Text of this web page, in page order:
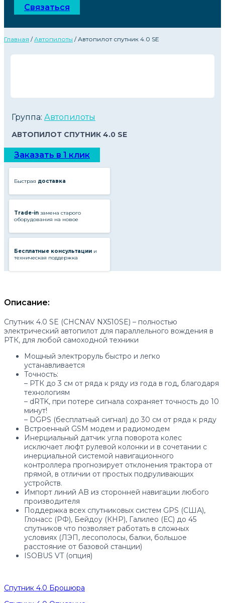
Связаться
Главная /Автопилоты / Автопилот спутник 4.0 SE
Группа: Автопилоты
АВТОПИЛОТ СПУТНИК 4.0 SE
Заказать в 1 клик
Быстрая доставка
Trade-in замена старого
оборудования на новое
Бесплатные консультации и
техническая поддержка
Описание:
Спутник 4.0 SE (CHCNAV NX510SE) – полностью
электрический автопилот для параллельного вождения в
РТК, для любой самоходной техники
Мощный электроруль быстро и легко
устанавливается
Точность:
– РТК до 3 см от ряда к ряду из года в год, блaгодаря
технологиям
– dRTK, при потере сигнала сохраняет точность до 10
минут!
– DGPS (бесплатный сигнал) до 30 см от ряда к ряду
Встроенный GSM модем и радиомодем
Инерциальный датчик угла поворота колес
исключает люфт рулевой колонки и в сочетании с
инерциальной системой навигационного
контроллера прогнозирует отклонения трактора от
прямой, в отличии от простых подруливающих
устройств.
Импорт линий AB из сторонней навигации любого
производителя
Поддержка всех спутниковых систем GPS (США),
Глонасс (РФ), Бейдоу (КНР), Галилео (ЕС) до 45
спутников что позволяет работать в сложных
условиях (ЛЭП, лесополосы, балки, большое
расстояние от базовой станции)
ISOBUS VT (опция)
Спутник 4.0 Брошюра